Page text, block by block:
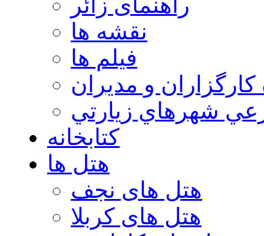
نقشه ها
فیلم ها
كارگزاران و مديران
شهرهاي زيارتي
کتابخانه
هتل ها
هتل های نجف
هتل های کربلا